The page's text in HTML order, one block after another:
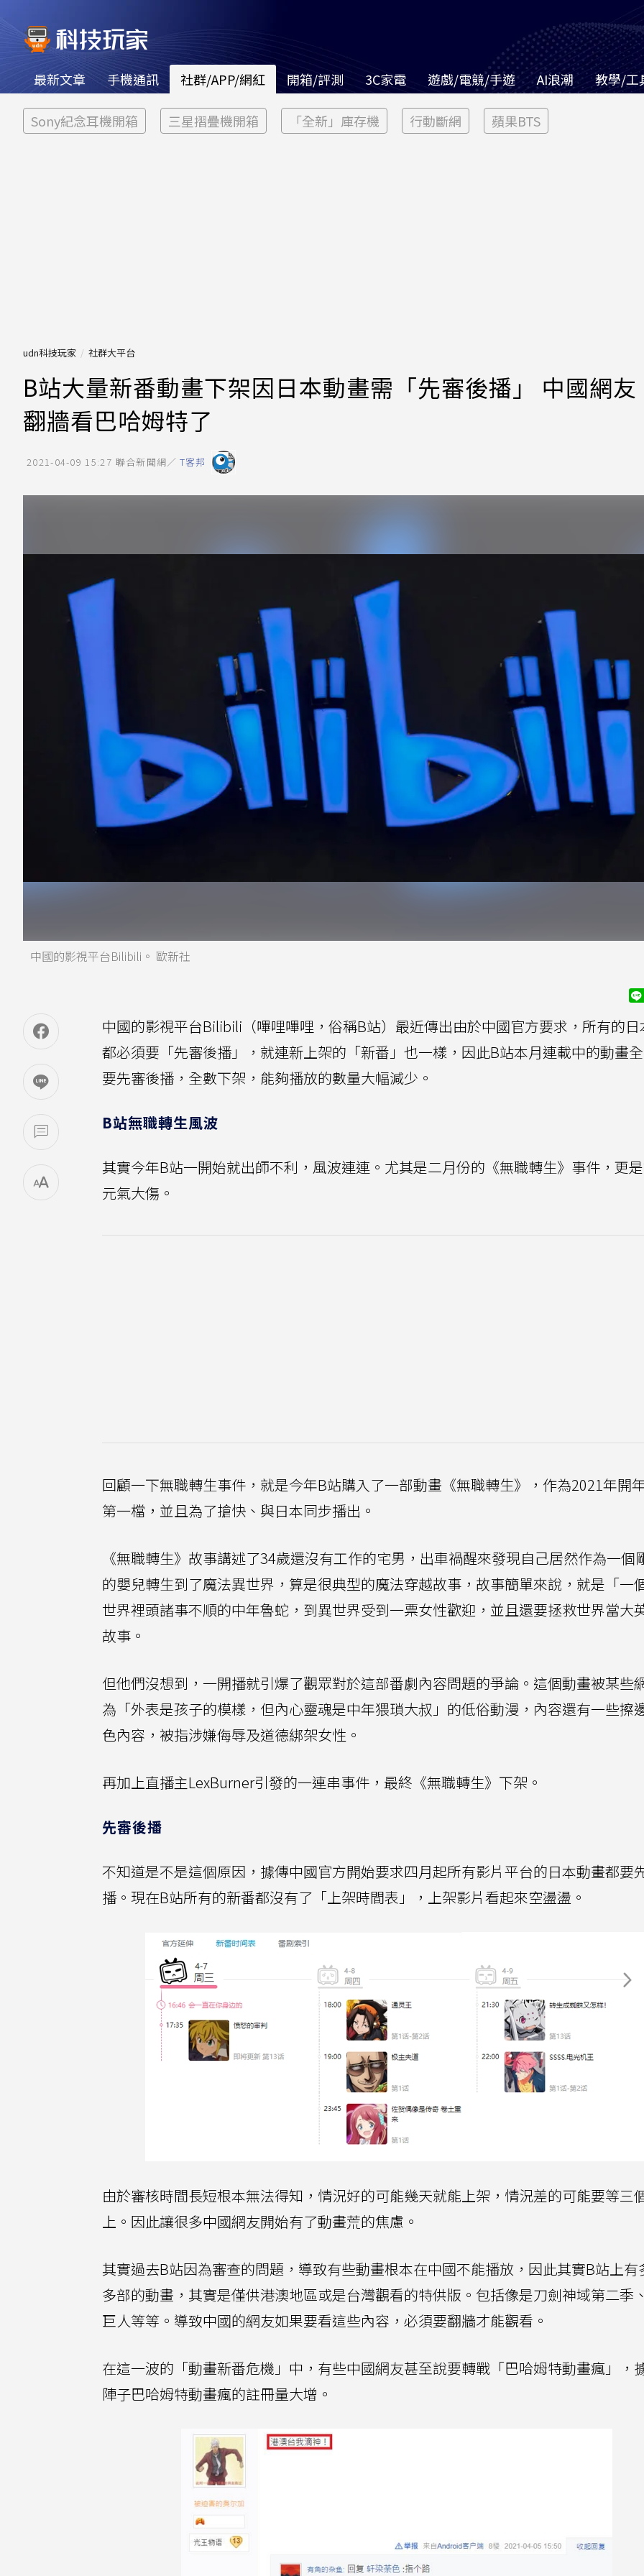
最新文章 手機通訊 社群/APP/網紅 開箱/評測 3C家電 遊戲/電競/手遊 AI浪潮 教學/工
Sony紀念耳機開箱 三星摺疊機開箱 「全新」庫存機 行動斷網 蘋果BTS
udn科技玩家 社群大平台
B站大量新番動畫下架因日本動畫需「先審後播」 中國網
翻牆看巴哈姆特了
2021-04-09 15:27 聯合新聞網／ T客邦
中國的影視平台Bilibili。 歐新社
中國的影視平台Bilibili（嗶哩嗶哩，俗稱B站）最近傳出由於中國官方要求，所有的
都必須要「先審後播」，就連新上架的「新番」也一樣，因此B站本月連載中的動畫
要先審後播，全數下架，能夠播放的數量大幅減少。
B站無職轉生風波
其實今年B站一開始就出師不利，風波連連。尤其是二月份的《無職轉生》事件，更
元氣大傷。
回顧一下無職轉生事件，就是今年B站購入了一部動畫《無職轉生》，作為2021年開
第一檔，並且為了搶快、與日本同步播出。
《無職轉生》故事講述了34歲還沒有工作的宅男，出車禍醒來發現自己居然作為一個
的嬰兒轉生到了魔法異世界，算是很典型的魔法穿越故事，故事簡單來說，就是「一
世界裡頭諸事不順的中年魯蛇，到異世界受到一票女性歡迎，並且還要拯救世界當大
故事。
但他們沒想到，一開播就引爆了觀眾對於這部番劇內容問題的爭論。這個動畫被某些
為「外表是孩子的模樣，但內心靈魂是中年猥瑣大叔」的低俗動漫，內容還有一些擦
色內容，被指涉嫌侮辱及道德綁架女性。
再加上直播主LexBurner引發的一連串事件，最終《無職轉生》下架。
先審後播
不知道是不是這個原因，據傳中國官方開始要求四月起所有影片平台的日本動畫都要
播。現在B站所有的新番都沒有了「上架時間表」，上架影片看起來空盪盪。
由於審核時間長短根本無法得知，情況好的可能幾天就能上架，情況差的可能要等三
上。因此讓很多中國網友開始有了動畫荒的焦慮。
其實過去B站因為審查的問題，導致有些動畫根本在中國不能播放，因此其實B站上有
多部的動畫，其實是僅供港澳地區或是台灣觀看的特供版。包括像是刀劍神域第二季
巨人等等。導致中國的網友如果要看這些內容，必須要翻牆才能觀看。
在這一波的「動畫新番危機」中，有些中國網友甚至說要轉戰「巴哈姆特動畫瘋」，
陣子巴哈姆特動畫瘋的註冊量大增。